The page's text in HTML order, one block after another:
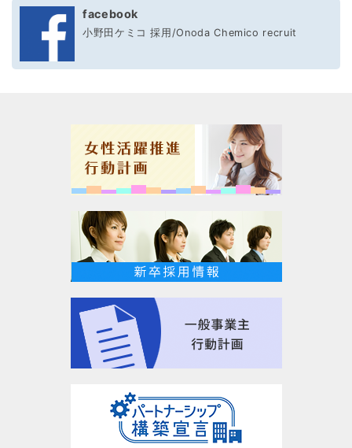
facebook
小野田ケミコ 採用/Onoda Chemico recruit